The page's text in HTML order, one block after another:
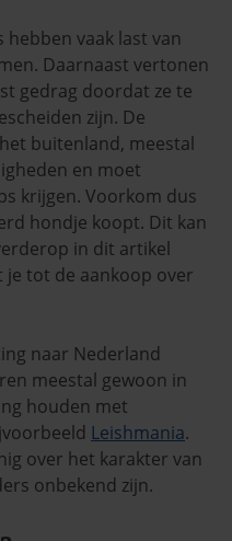
vaak last van
Daarnaast vertonen
gedrag doordat ze te
zijn. De
buitenland, meestal
en moet
krijgen. Voorkom dus
hondje koopt. Dit kan
in dit artikel
tot de aankoop over
naar Nederland
meestal gewoon in
houden met
Leishmania.
over het karakter van
onbekend zijn.